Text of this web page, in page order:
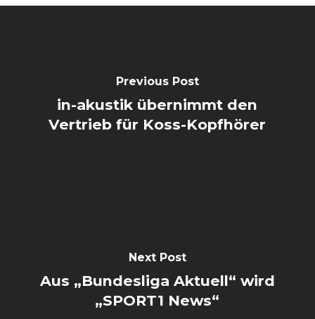
Previous Post
in-akustik übernimmt den
Vertrieb für Koss-Kopfhörer
Next Post
Aus „Bundesliga Aktuell“ wird
„SPORT1 News“